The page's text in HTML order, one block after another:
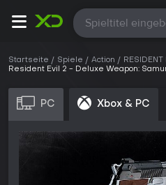
Alle
Startseite Spiele Action
RESIDENT
Resident Evil 2 - Deluxe Weapon:
PC Xbox & PC